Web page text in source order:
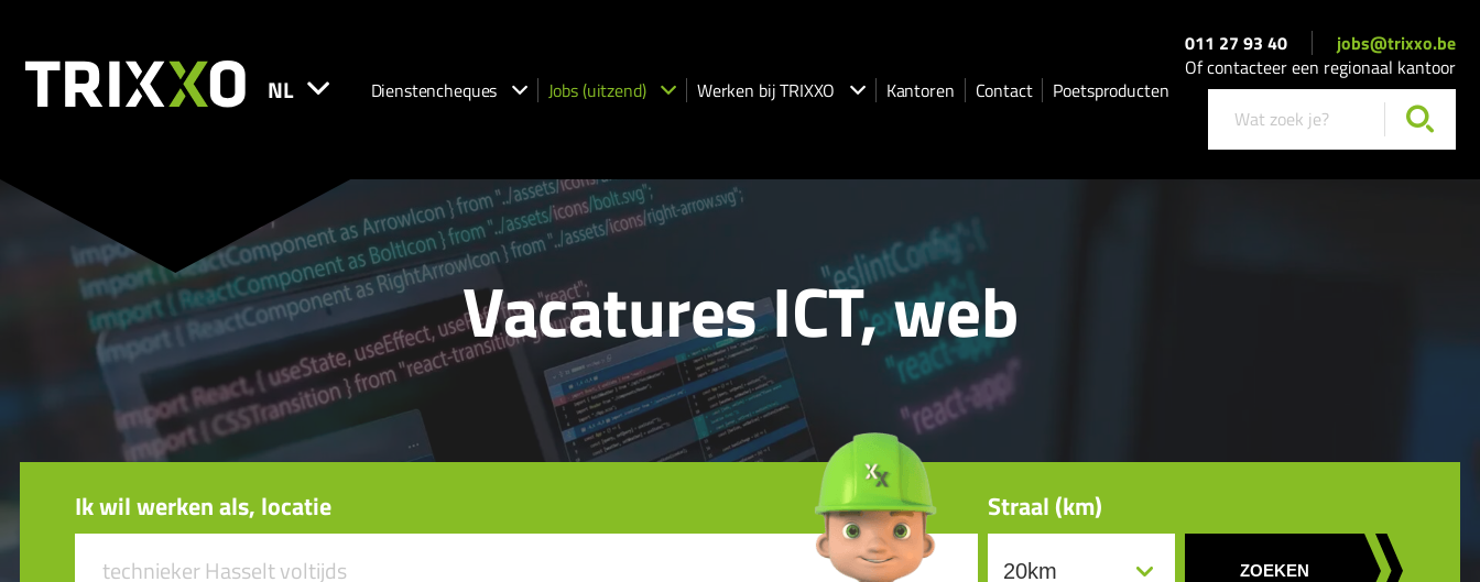
NL Dienstencheques Jobs (uitzend) Werken bij TRIXXO Kantoren Contact Poetsproducten
011 27 93 40
jobs@trixxo.be
Of contacteer een regionaal kantoor
Vacatures ICT, web
Ik wil werken als, locatie Straal (km)
ZOEKEN